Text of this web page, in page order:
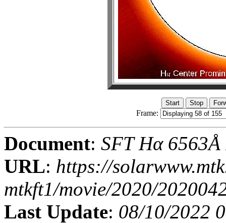
Frame:
Document: SFT Hα
URL: https://
mtkft1/movie/2020/
Last Update: 08/10/2022